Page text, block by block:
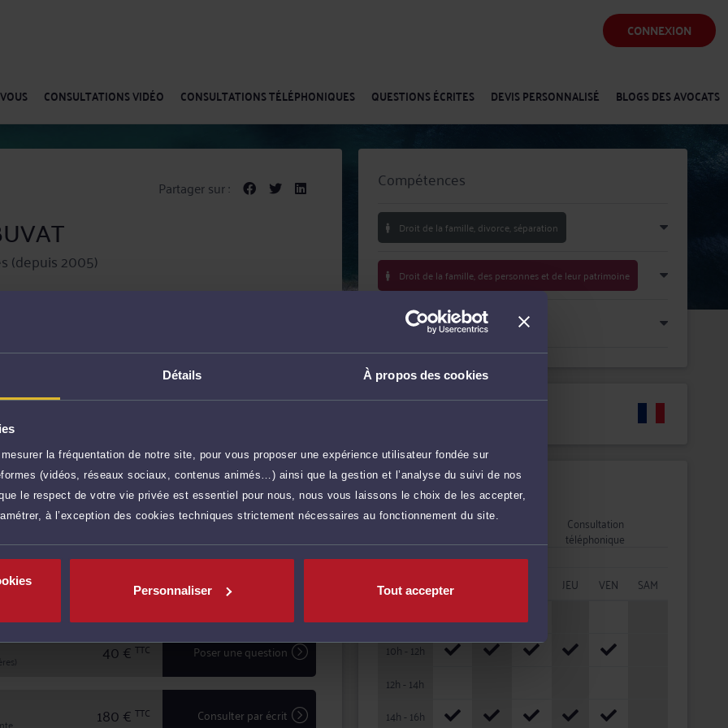
Détails À propos des cookies
la fréquentation de notre site, pour vous proposer une expérience utilisateur fondée sur
(vidéos, réseaux sociaux, contenus animés…) ainsi que la gestion et l’analyse du suivi de nos
le respect de votre vie privée est essentiel pour nous, nous vous laissons le choix de les accepter,
à l’exception des cookies techniques strictement nécessaires au fonctionnement du site.
Personnaliser Tout accepter
CONNEXION
CONSULTATIONS VIDÉO CONSULTATIONS TÉLÉPHONIQUES QUESTIONS ÉCRITES DEVIS PERSONNALISÉ BLOGS DES AVOCATS
Partager sur :
(depuis 2005)
A VALENCIENNES
tant en matière de conseil que de contentieux,
Droit du travail et social et Baux commerciaux et
réactivité indispensables à leur information et à la
judiciaire.
d'une confidentialité totale dans le traitement de
en matière d'expertise et de sécurité.
plus
80 € TTC Prendre RDV
50 €TTC Demander un rappel
40 €TTC Poser une question
180 € TTC Consulter par écrit
Compétences
Droit de la famille, divorce, séparation
Droit de la famille, des personnes et de leur patrimoine
Droit immobilier
Disponibilités
Rendez-vous Consultation
téléphonique
HORAIRES LUN JEU VEN
SAM
08h - 10h
10h - 12h
12h - 14h
14h - 16h